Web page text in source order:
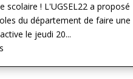
scolaire ! L'UGSEL22 a proposé
du département de faire une
le jeudi 20...